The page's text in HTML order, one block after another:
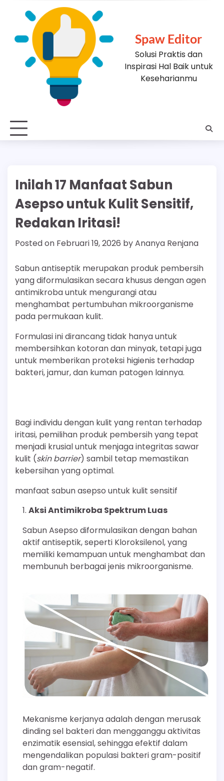
Spaw Editor
Solusi Praktis dan
Inspirasi Hal Baik untuk
Keseharianmu
Inilah 17 Manfaat Sabun
Asepso untuk Kulit Sensitif,
Redakan Iritasi!
Posted on Februari 19, 2026 byAnanya Renjana
Sabun antiseptik merupakan produk pembersih
yang diformulasikan secara khusus dengan agen
antimikroba untuk mengurangi atau
menghambat pertumbuhan mikroorganisme
pada permukaan kulit.
Formulasi ini dirancang tidak hanya untuk
membersihkan kotoran dan minyak, tetapi juga
untuk memberikan proteksi higienis terhadap
bakteri, jamur, dan kuman patogen lainnya.
Bagi individu dengan kulit yang rentan terhadap
iritasi, pemilihan produk pembersih yang tepat
menjadi krusial untuk menjaga integritas sawar
kulit (skin barrier) sambil tetap memastikan
kebersihan yang optimal.
manfaat sabun asepso untuk kulit sensitif
Aksi Antimikroba Spektrum Luas
Sabun Asepso diformulasikan dengan bahan
aktif antiseptik, seperti Kloroksilenol, yang
memiliki kemampuan untuk menghambat dan
membunuh berbagai jenis mikroorganisme.
Mekanisme kerjanya adalah dengan merusak
dinding sel bakteri dan mengganggu aktivitas
enzimatik esensial, sehingga efektif dalam
mengendalikan populasi bakteri gram-positif
dan gram-negatif.